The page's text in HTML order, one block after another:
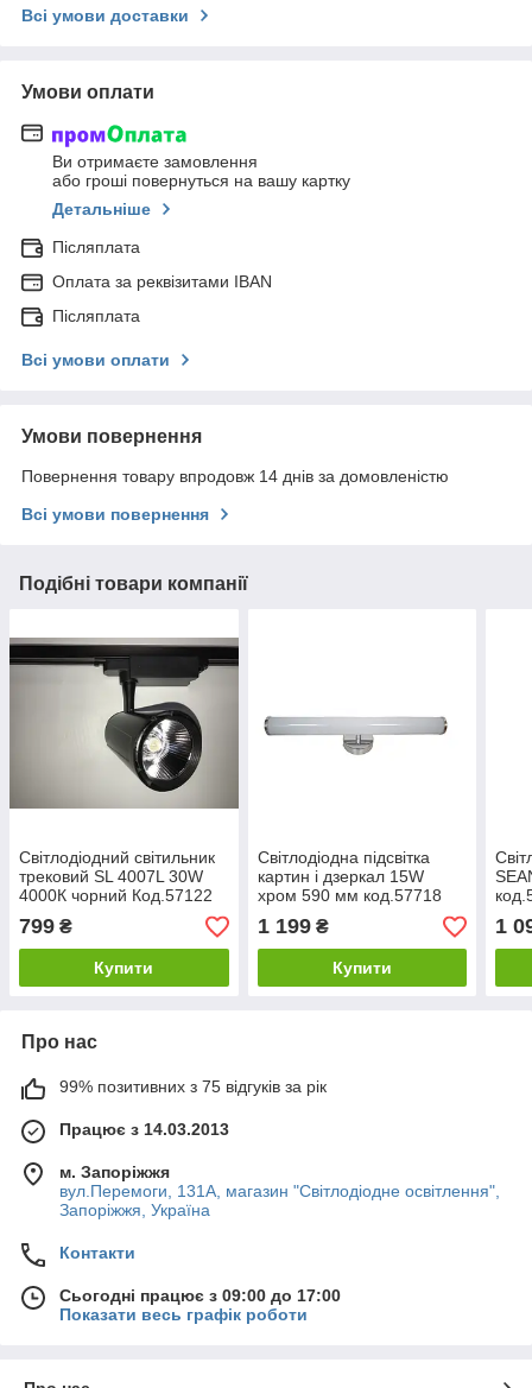
Всі умови доставки
Умови оплати
Ви отримаєте замовлення
або гроші повернуться на вашу картку
Детальніше
Післяплата
Оплата за реквізитами IBAN
Післяплата
Всі умови оплати
Умови повернення
Повернення товару впродовж 14 днів за домовленістю
Всі умови повернення
Подібні товари компанії
Світлодіодний світильник
трековий SL 4007L 30W
4000К чорний Код.57122
799 ₴
Купити
Світлодіодна підсвітка
картин і дзеркал 15W
хром 590 мм код.57718
1 199₴
Купити
1
Про нас
99% позитивних з 75 відгуків за рік
Працює з 14.03.2013
м. Запоріжжя
вул.Перемоги, 131А, магазин "Світлодіодне освітлення",
Запоріжжя, Україна
Контакти
Сьогодні працює з 09:00 до 17:00
Показати весь графік роботи